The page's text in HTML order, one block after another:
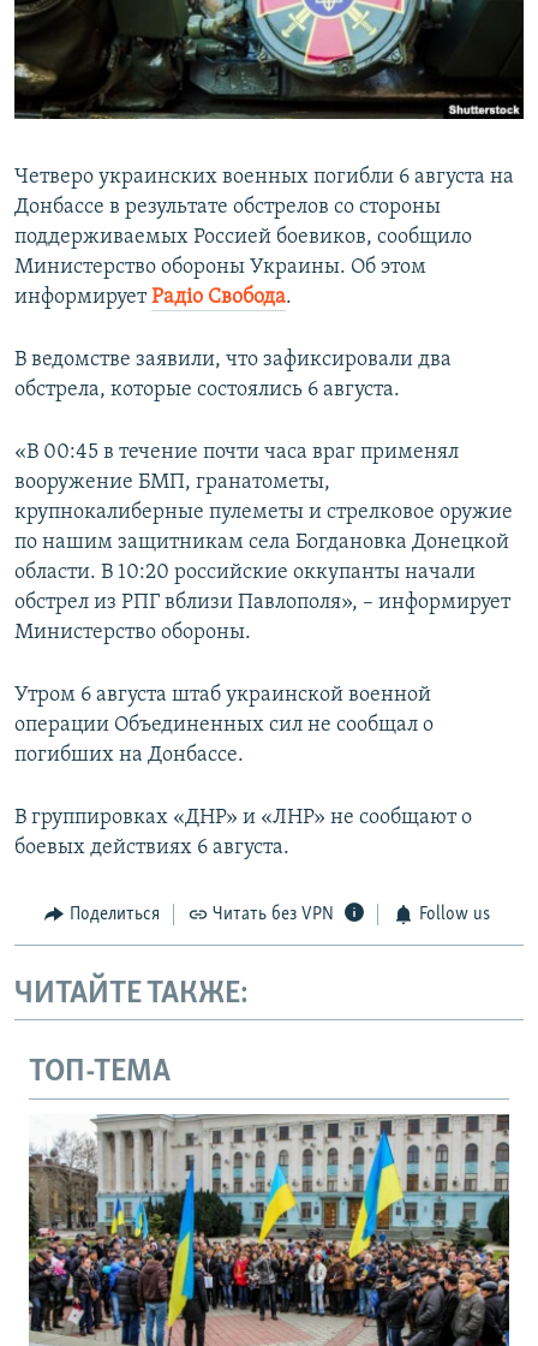
ПОБЕДИТЕЛЕЙ НЕ СУДЯТ?
КРЫМ.НЕПОКОРЕННЫЙ
ELIFBE
ПРИСОЕДИНЯЙТЕСЬ!
Все сайты RFE/RL
Четверо украинских военных погибли 6 августа на
Донбассе в результате обстрелов со стороны
поддерживаемых Россией боевиков, сообщило
Министерство обороны Украины. Об этом
информируетРадіо Свобода.
В ведомстве заявили, что зафиксировали два
обстрела, которые состоялись 6 августа.
«В 00:45 в течение почти часа враг применял
вооружение БМП, гранатометы,
крупнокалиберные пулеметы и стрелковое оружие
по нашим защитникам села Богдановка Донецкой
области. В 10:20 российские оккупанты начали
обстрел из РПГ вблизи Павлополя», – информирует
Министерство обороны.
Утром 6 августа штаб украинской военной
операции Объединенных сил не сообщал о
погибших на Донбассе.
В группировках «ДНР» и «ЛНР» не сообщают о
боевых действиях 6 августа.
Поделиться Читать без VPN Follow us
ЧИТАЙТЕ ТАКЖЕ:
ТОП-ТЕМА